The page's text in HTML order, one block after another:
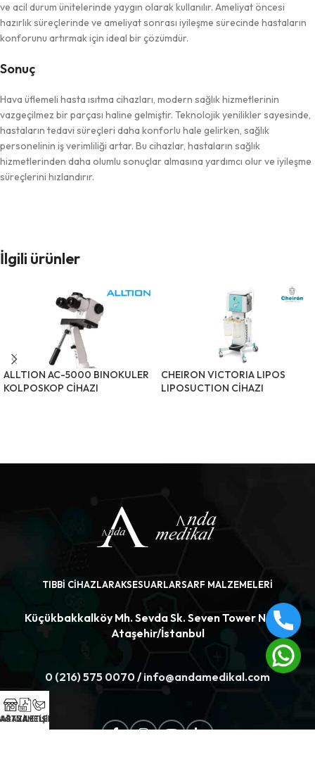
ve acil durum ünitelerinde yaygın olarak kullanılır. Ameliyat öncesi
hazırlık süreçlerinde ve ameliyat sonrası iyileşme sürecinde hastaların
konforunu artırmak için ideal bir çözümdür.
Sonuç
Hava üflemeli hasta ısıtma cihazları, modern sağlık hizmetlerinin
vazgeçilmez bir parçası haline gelmiştir. Teknolojik yenilikler sayesinde,
hastaların tedavi süreçleri daha konforlu hale gelirken, sağlık
personelinin iş verimliliği artar. Bu cihazlar, hastaların sağlık
hizmetlerinden daha olumlu sonuçlar almasına yardımcı olur ve iyileşme
süreçlerini hızlandırır.
İlgili ürünler
ALLTION AC-5000 BINOKULER
KOLPOSKOP CİHAZI
CHEIRON VICTORIA LIPOS
LIPOSUCTION CİHAZI
TIBBI CIHAZLARAKSESUARLARSARF MALZEMELERI
Küçükbakkalköy Mh. Sevda Sk. Seven Tower No:1/3
Ataşehir/İstanbul
0 (216) 575 0070/info@andamedikal.com
İLETİŞİM